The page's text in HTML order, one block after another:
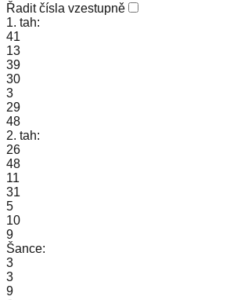
Řadit čísla vzestupně
1. tah:
41
13
39
30
3
29
48
2. tah:
26
48
11
31
5
10
9
Šance:
3
3
9